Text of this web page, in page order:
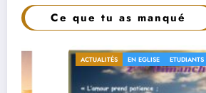
Ce que tu as manqué
EN EGLISE ETUDIANTS JEUNES PROS